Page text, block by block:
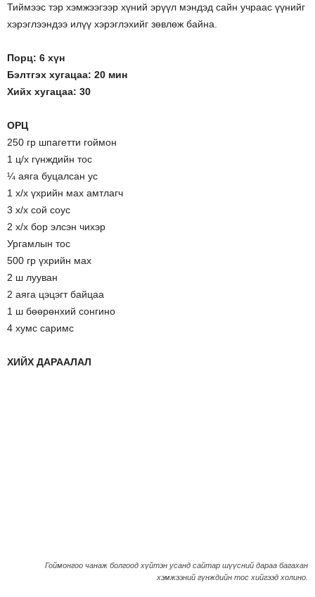
Тиймээс тэр хэмжээгээр хүний эрүүл мэндэд сайн учраас үүнийг
хэрэглээндээ илүү хэрэглэхийг зөвлөж байна.
Порц: 6 хүн
Бэлтгэх хугацаа: 20 мин
Хийх хугацаа: 30
ОРЦ
250 гр шпагетти гоймон
1 ц/х гүнждийн тос
¼ аяга буцалсан ус
1 х/х үхрийн мах амтлагч
3 х/х сой соус
2 х/х бор элсэн чихэр
Ургамлын тос
500 гр үхрийн мах
2 ш лууван
2 аяга цэцэгт байцаа
1 ш бөөрөнхий сонгино
4 хумс саримс
ХИЙХ ДАРААЛАЛ
Гоймонгоо чанаж болгоод хүйтэн усанд сайтар шүүсний дараа багахан
хэмжээний гүнждийн тос хийгээд холино.